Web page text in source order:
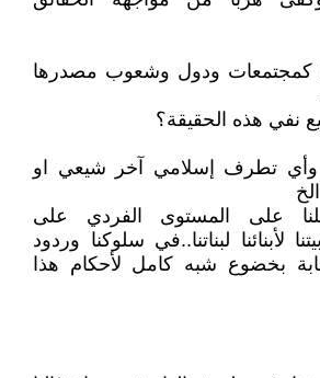
كمجتمعات ودول وشعوب مصدرها
نفي هذه الحقيقة؟
تطرف إسلامي آخر شيعي او
على المستوى الفردي على
لأبنائنا لبناتنا..في سلوكنا وردود
بخضوع شبه كامل لأحكام هذا